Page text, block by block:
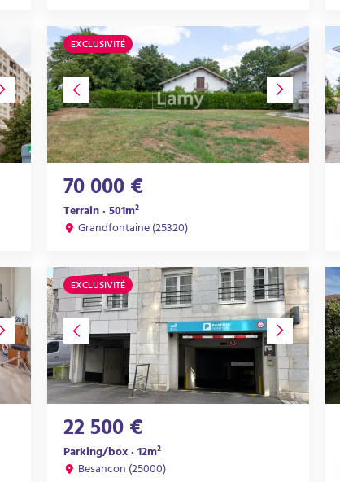
EXCLUSIVITÉ
70 000 €
Terrain · 501m²
Grandfontaine (25320)
EXCLUSIVITÉ
22 500 €
Parking/box · 12m²
Besancon (25000)